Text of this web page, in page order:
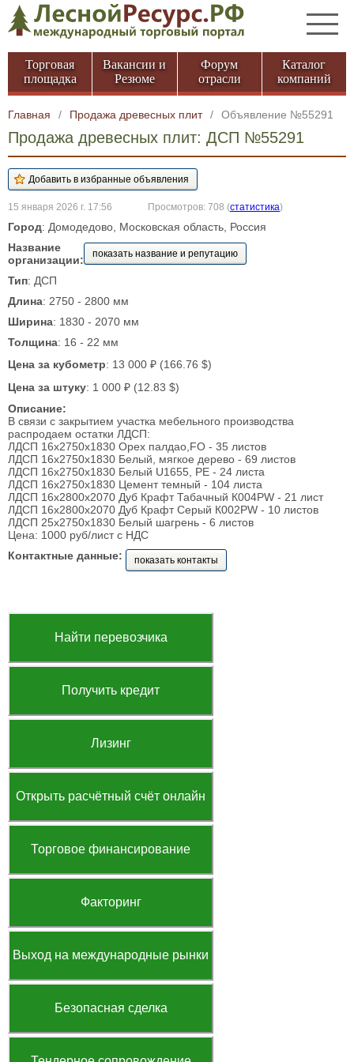
Торговая
площадка
Вакансии и
Резюме
Форум
отрасли
Каталог
компаний
Главная / Продажа древесных плит / Объявление №55291
Продажа древесных плит: ДСП №55291
15 января 2026 г. 17:56 Просмотров: 708 (статистика)
Город: Домодедово, Московская область, Россия
Название
организации:
показать название и репутацию
Тип: ДСП
Длина: 2750 - 2800 мм
Ширина: 1830 - 2070 мм
Толщина: 16 - 22 мм
Цена за кубометр: 13 000 ₽ (166.76 $)
Цена за штуку: 1 000 ₽ (12.83 $)
Описание:
В связи с закрытием участка мебельного производства
распродаем остатки ЛДСП:
ЛДСП 16х2750х1830 Орех палдао,FO - 35 листов
ЛДСП 16х2750х1830 Белый, мягкое дерево - 69 листов
ЛДСП 16х2750х1830 Белый U1655, PE - 24 листа
ЛДСП 16х2750х1830 Цемент темный - 104 листа
ЛДСП 16х2800х2070 Дуб Крафт Табачный К004PW - 21 лист
ЛДСП 16х2800х2070 Дуб Крафт Серый К002PW - 10 листов
ЛДСП 25х2750х1830 Белый шагрень - 6 листов
Цена: 1000 руб/лист с НДС
Контактные данные:
показать контакты
Найти перевозчика
Получить кредит
Лизинг
Открыть расчётный счёт онлайн
Торговое финансирование
Факторинг
Выход на международные рынки
Безопасная сделка